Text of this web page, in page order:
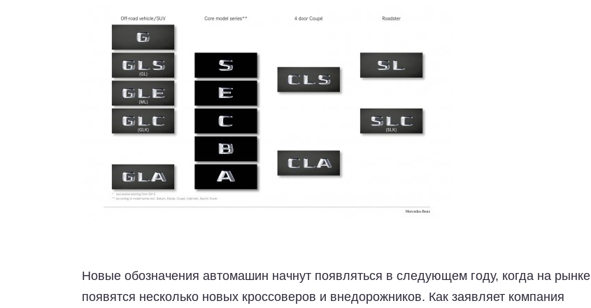
Новые обозначения автомашин начнут появляться в следующем году, когда на рынке
появятся несколько новых кроссоверов и внедорожников. Как заявляет компания